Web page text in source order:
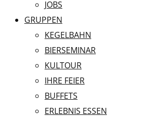
JOBS
GRUPPEN
KEGELBAHN
BIERSEMINAR
KULTOUR
IHRE FEIER
BUFFETS
ERLEBNIS ESSEN